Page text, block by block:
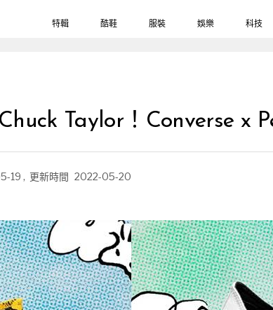
特輯 酷鞋 服裝 娛樂 科技
Taylor！Converse x
19 , 更新時間 2022-05-20